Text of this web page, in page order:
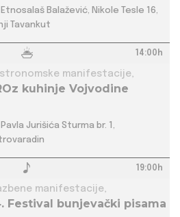
Etnosalaš Balažević, Nikole Tesle 16,
Tavankut
14:00h
manifestacije,
kuhinje Vojvodine
Pavla Jurišića Sturma br. 1,
19:00h
manifestacije,
Festival bunjevački pisama